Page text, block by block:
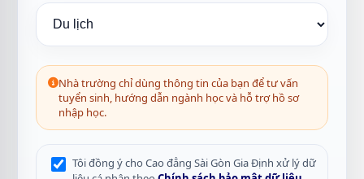
Nhà trường chỉ dùng thông tin của bạn để tư vấn
tuyển sinh, hướng dẫn ngành học và hỗ trợ hồ sơ
nhập học.
Tôi đồng ý cho Cao đẳng Sài Gòn Gia Định xử lý dữ